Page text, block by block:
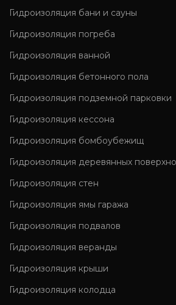
Гидроизоляция бани и сауны
Гидроизоляция погреба
Гидроизоляция ванной
Гидроизоляция бетонного пола
Гидроизоляция подземной парковки
Гидроизоляция кессона
Гидроизоляция бомбоубежищ
Гидроизоляция деревянных
Гидроизоляция стен
Гидроизоляция ямы гаража
Гидроизоляция подвалов
Гидроизоляция веранды
Гидроизоляция крыши
Гидроизоляция колодца